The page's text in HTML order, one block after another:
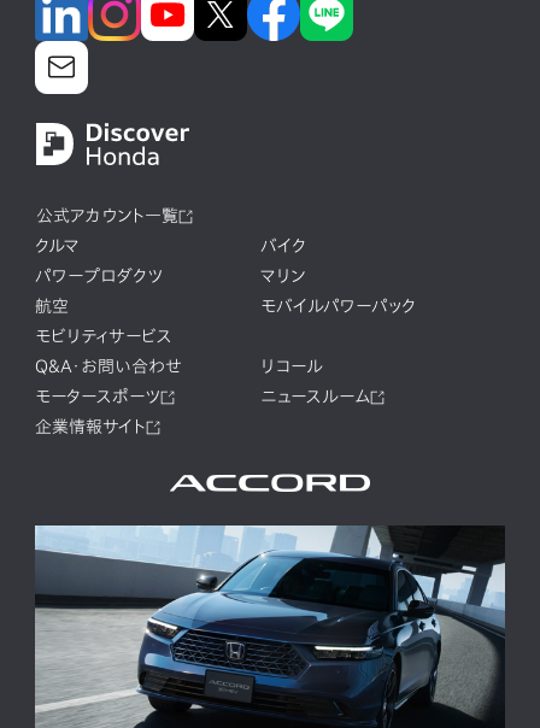
公式アカウント一覧
クルマ
バイク
パワープロダクツ
マリン
航空
モバイルパワーパック
モビリティサービス
Q&A・お問い合わせ
リコール
モータースポーツ
ニュースルーム
企業情報サイト